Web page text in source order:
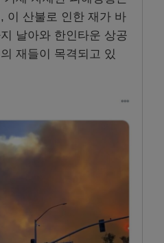
이 산불로 인한 재가 바
날아와 한인타운 상공
재들이 목격되고 있